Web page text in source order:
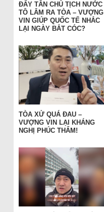
ĐẨY TÂN CHỦ TỊCH NƯỚC
TÔ LÂM RA TÒA – VƯỢNG
VIN GIÚP QUỐC TẾ NHẮC
LẠI NGÀY BẮT CÓC?
TÒA XỬ QUÁ ĐAU –
VƯỢNG VIN LẠI KHÁNG
NGHỊ PHÚC THẨM!